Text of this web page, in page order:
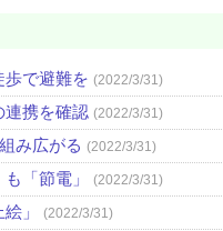
で避難を (2022/3/31)
連携を確認 (2022/3/31)
み広がる (2022/3/31)
「節電」 (2022/3/31)
」 (2022/3/31)